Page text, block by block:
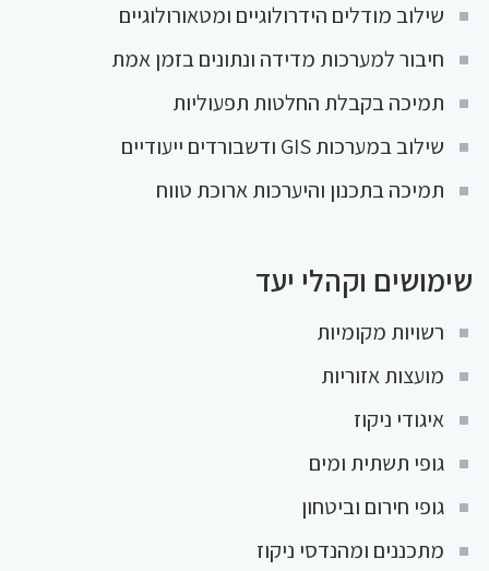
שילוב מודלים הידרולוגיים ומטאורולוגיים
חיבור למערכות מדידה ונתונים בזמן אמת
תמיכה בקבלת החלטות תפעוליות
שילוב במערכות GIS ודשבורדים ייעודיים
תמיכה בתכנון והיערכות ארוכת טווח
שימושים וקהלי יעד
רשויות מקומיות
מועצות אזוריות
איגודי ניקוז
גופי תשתית ומים
גופי חירום וביטחון
מתכננים ומהנדסי ניקוז